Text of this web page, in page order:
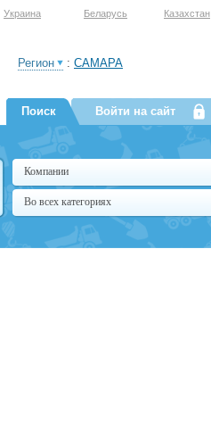
Украина Беларусь Казахстан
Регион : САМАРА
Поиск Войти на сайт
Компании
Во всех категориях